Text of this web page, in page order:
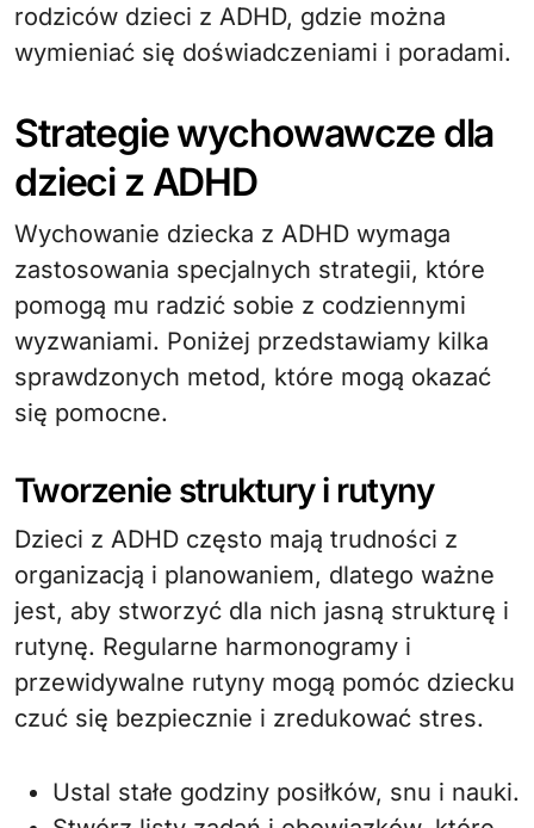
rodziców dzieci z ADHD, gdzie można
wymieniać się doświadczeniami i poradami.
Strategie wychowawcze dla
dzieci z ADHD
Wychowanie dziecka z ADHD wymaga
zastosowania specjalnych strategii, które
pomogą mu radzić sobie z codziennymi
wyzwaniami. Poniżej przedstawiamy kilka
sprawdzonych metod, które mogą okazać
się pomocne.
Tworzenie struktury i rutyny
Dzieci z ADHD często mają trudności z
organizacją i planowaniem, dlatego ważne
jest, aby stworzyć dla nich jasną strukturę i
rutynę. Regularne harmonogramy i
przewidywalne rutyny mogą pomóc dziecku
czuć się bezpiecznie i zredukować stres.
Ustal stałe godziny posiłków, snu i nauki.